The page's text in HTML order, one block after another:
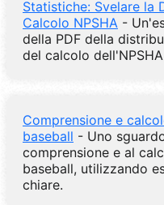
Statistiche: Svelare la
Calcolo NPSHA -
della PDF della
del calcolo
Comprensione e
baseball - Uno
comprensione e al
baseball, utilizzando
chiare.